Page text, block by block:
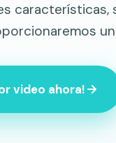
video ahora!